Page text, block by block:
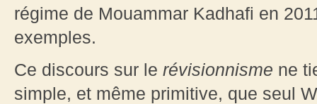
régime de Mouammar Kadhafi en
exemples.
Ce discours sur le révisionnisme ne
simple, et même primitive, que seul